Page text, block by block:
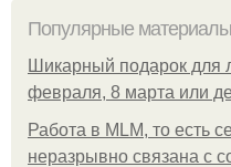
Популярные материалы
Шикарный подарок для
февраля, 8 марта или
Работа в MLM, то есть
неразрывно связана с